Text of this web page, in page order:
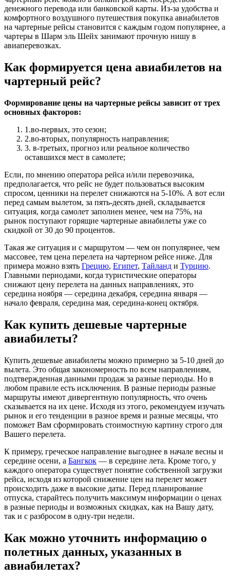
денежного перевода или банковской карты. Из-за удобства и
комфортного воздушного путешествия покупка авиабилетов
на чартерные рейсы становится с каждым годом популярнее, а
чартеры в Шарм эль Шейх занимают прочную нишу в
авиаперевозках.
Как формируется цена авиабилетов на
чартерный рейс?
Формирование цены на чартерные рейсы зависит от трех
основных факторов:
1.во-первых, это сезон;
2.во-вторых, популярность направления;
3. в-третьих, прогноз или реальное количество
оставшихся мест в самолете;
Если, по мнению оператора рейса и/или перевозчика,
предполагается, что рейс не будет пользоваться высоким
спросом, ценники на перелет снижаются на 5-10%. А вот если
перед самым вылетом, за пять-десять дней, складывается
ситуация, когда самолет заполнен менее, чем на 75%, на
рынок поступают горящие чартерные авиабилеты уже со
скидкой от 30 до 90 процентов.
Такая же ситуация и с маршрутом — чем он популярнее, чем
массовее, тем цена перелета на чартерном рейсе ниже. Для
примера можно взять Грецию, Египет, Тайланд и Турцию.
Главными периодами, когда туристические операторы
снижают цену перелета на данных направлениях, это
середина ноября — середина декабря, середина января —
начало февраля, середина мая, середина-конец октября.
Как купить дешевые чартерные
авиабилеты?
Купить дешевые авиабилеты можно примерно за 5-10 дней до
вылета. Это общая закономерность по всем направлениям,
подтвержденная данными продаж за разные периоды. Но в
любом правиле есть исключения. В разные периоды разные
маршруты имеют дивергентную популярность, что очень
сказывается на их цене. Исходя из этого, рекомендуем изучать
рынок и его тенденции в разное время и разные месяцы, что
поможет Вам сформировать стоимостную картину строго для
Вашего перелета.
К примеру, греческое направление выгоднее в начале весны и
середине осени, а Бангкок — в середине лета. Кроме того, у
каждого оператора существует понятие собственной загрузки
рейса, исходя из которой снижение цен на перелет может
происходить даже в высокие даты. Перед планирование
отпуска, старайтесь получить максимум информации о ценах
в разные периоды и возможных скидках, как на Вашу дату,
так и с разбросом в одну-три недели.
Как можно уточнить информацию о
полетных данных, указанных в
авиабилетах?